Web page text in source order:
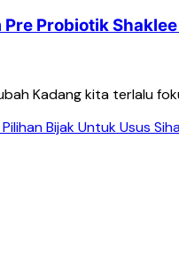
Probiotik
Kadang kita terlalu